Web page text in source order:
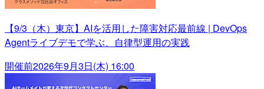
【9/3（木）東京】AIを活用した障害対応最前線 | DevOps
Agentライブデモで学ぶ、自律型運用の実践
開催前2026年9月3日(木) 16:00